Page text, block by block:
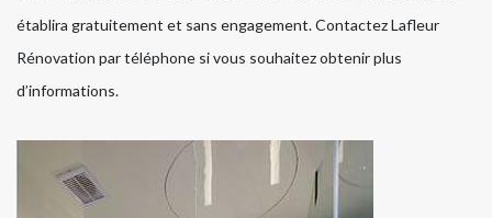
établira gratuitement et sans engagement. Contactez Lafleur
Rénovation par téléphone si vous souhaitez obtenir plus
d’informations.